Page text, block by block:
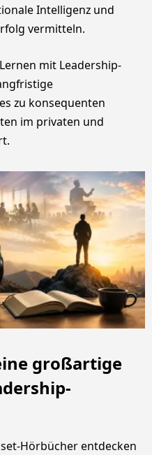
Intelligenz und
vermitteln.
mit Leadership-
zu konsequenten
im privaten und
großartige
Hörbücher entdecken